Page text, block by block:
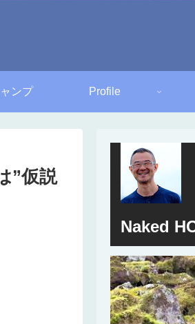
ンプ Profile
”仮説
Naked